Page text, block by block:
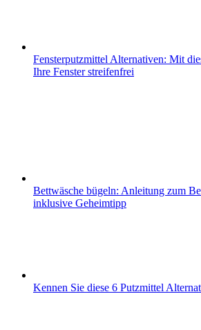
Fensterputzmittel Alternativen: Mit
Ihre Fenster streifenfrei
Bettwäsche bügeln: Anleitung zum
inklusive Geheimtipp
Kennen Sie diese 6 Putzmittel